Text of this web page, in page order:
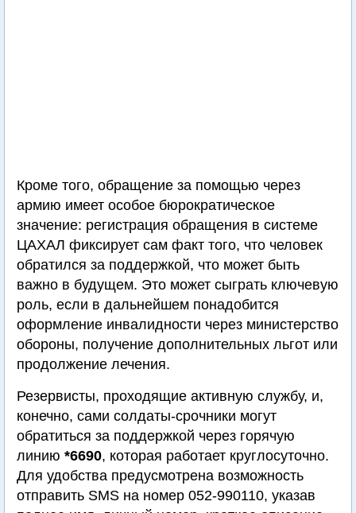
Кроме того, обращение за помощью через
армию имеет особое бюрократическое
значение: регистрация обращения в системе
ЦАХАЛ фиксирует сам факт того, что человек
обратился за поддержкой, что может быть
важно в будущем. Это может сыграть ключевую
роль, если в дальнейшем понадобится
оформление инвалидности через министерство
обороны, получение дополнительных льгот или
продолжение лечения.
Резервисты, проходящие активную службу, и,
конечно, сами солдаты-срочники могут
обратиться за поддержкой через горячую
линию *6690, которая работает круглосуточно.
Для удобства предусмотрена возможность
отправить SMS на номер 052-990110, указав